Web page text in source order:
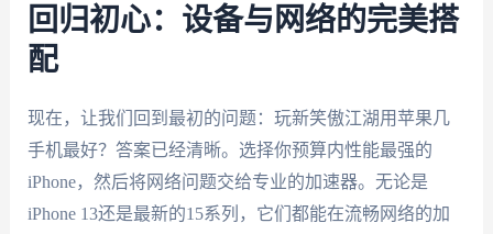
回归初心：设备与网络的完美搭
配
现在，让我们回到最初的问题：玩新笑傲江湖用苹果几
手机最好？答案已经清晰。选择你预算内性能最强的
iPhone，然后将网络问题交给专业的加速器。无论是
iPhone 13还是最新的15系列，它们都能在流畅网络的加